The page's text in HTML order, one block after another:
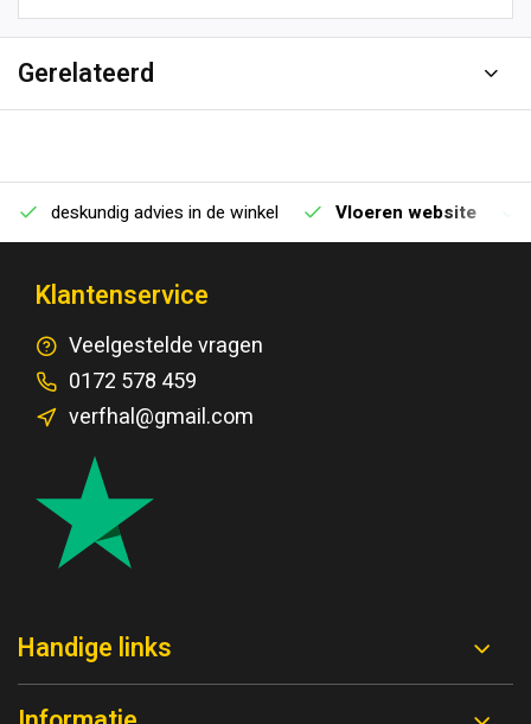
Gerelateerd
deskundig advies in de winkel Vloeren website
Klantenservice
Veelgestelde vragen
0172 578 459
verfhal@gmail.com
Handige links